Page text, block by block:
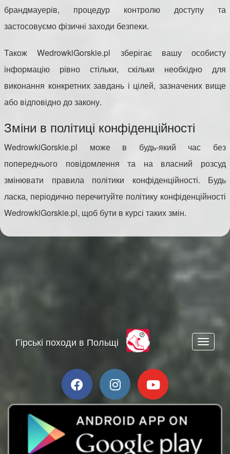
брандмауерів, процедур контролю доступу та
застосовуємо фізичні заходи безпеки.
Також WedrowkiGorskie.pl зберігає вашу особисту
інформацію рівно стільки, скільки необхідно для
виконання конкретних завдань і цілей, зазначених вище
або відповідно до закону.
Зміни в політиці конфіденційності
WedrowkiGorskie.pl може в будь-який час без
попереднього повідомлення та на власний розсуд
змінювати правила політики конфіденційності. Будь
ласка, періодично перечитуйте політику конфіденційності
WedrowkiGorskie.pl, щоб бути в курсі таких змін.
Toggle
Гірські походи в Польщі